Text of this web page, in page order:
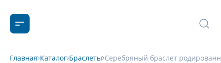
Главная Каталог Браслеты Серебряный браслет